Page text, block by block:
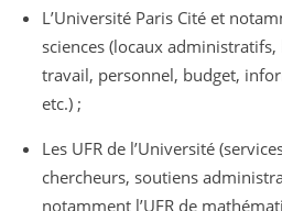
L’Université Paris Cité et
sciences (locaux
travail, personnel, budget,
etc.) ;
Les UFR de l’Université
chercheurs, soutiens
notamment l’UFR de